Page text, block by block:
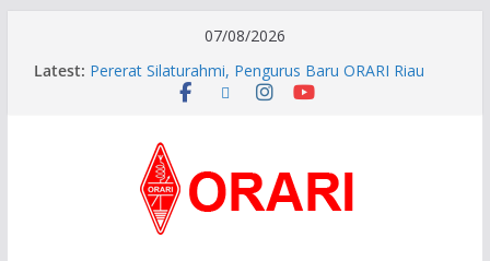
07/08/2026
Latest: Pererat Silaturahmi, Pengurus Baru ORARI Riau
Audiensi dan Siap Bersinergi dengan Diskominfotik
Preparatory Group for WRC-27 )
Aftiyedi Dalimunthe (YC5NNF) Resmi Pimpin ORARI
Lokal Bengkalis 2026–2029, Dikukuhkan Langsung
Ketua Orari Daerah Riau